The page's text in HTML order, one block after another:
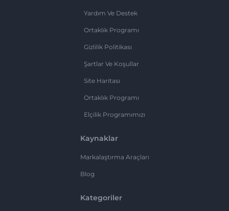
Yardım Ve Destek
Ortaklık Programı
Gizlilik Politikası
Şartlar Ve Koşullar
Site Haritası
Ortaklık Programı
Elçilik Programımızı
Kaynaklar
Markalaştırma Araçları
Blog
Kategoriler